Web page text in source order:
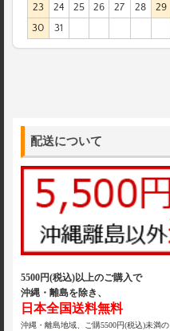
23
24 25 26 27 28
29
30
31
配送について
5500円(税込)以上のご購入で
沖縄・離島を除き、
日本全国送料無料
沖縄・離島地域、ご購5500円(税込)未満の